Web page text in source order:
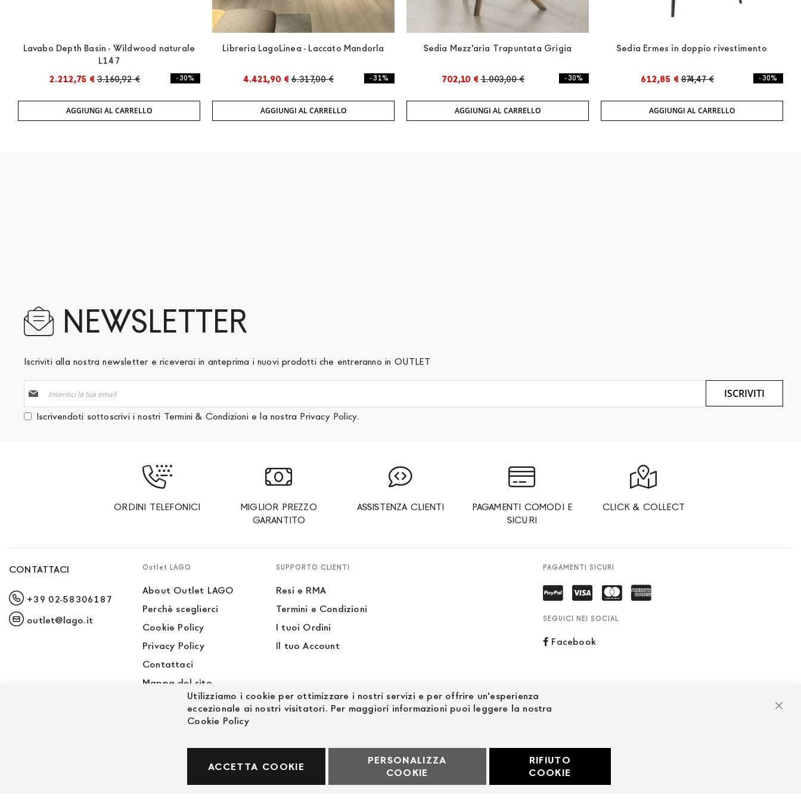
Lavabo Depth Basin - Wildwood naturale
L147
2.212,75 € 3.160,92 € - 30%
AGGIUNGI AL CARRELLO
Libreria LagoLinea - Laccato Mandorla
4.421,90 € 6.317,00 € - 31%
AGGIUNGI AL CARRELLO
Sedia Mezz'aria Trapuntata Grigia
702,10 € 1.003,00 € - 30%
AGGIUNGI AL CARRELLO
Sedia Ermes in doppio rivestimento
612,85 € 874,47 € - 30%
AGGIUNGI AL CARRELLO
NEWSLETTER
Iscriviti alla nostra newsletter e riceverai in anteprima i nuovi prodotti che entreranno in OUTLET
alla
nostra
Newsletter:
Iscrivendoti sottoscrivi i nostri Termini & Condizioni e la nostra Privacy Policy.
ISCRIVITI
ORDINI TELEFONICI
MIGLIOR PREZZO
GARANTITO
ASSISTENZA CLIENTI
PAGAMENTI COMODI E
SICURI
CLICK & COLLECT
CONTATTACI
+39 02-58306187
outlet@lago.it
Outlet LAGO
About Outlet LAGO
Perchè sceglierci
Cookie Policy
Privacy Policy
Contattaci
Mappa del sito
Sito LAGO
SUPPORTO CLIENTI
Resi e RMA
Termini e Condizioni
I tuoi Ordini
Il tuo Account
PAGAMENTI SICURI
SEGUICI NEI SOCIAL
Facebook
© Powered by MAV Arreda s.r.l. | P.IVA IT05919160969
Utilizziamo i cookie per ottimizzare i nostri servizi e per offrire un'esperienza
eccezionale ai nostri visitatori. Per maggiori informazioni puoi leggere la nostra
Cookie Policy
ACCETTA COOKIE
PERSONALIZZA
COOKIE
RIFIUTO
COOKIE